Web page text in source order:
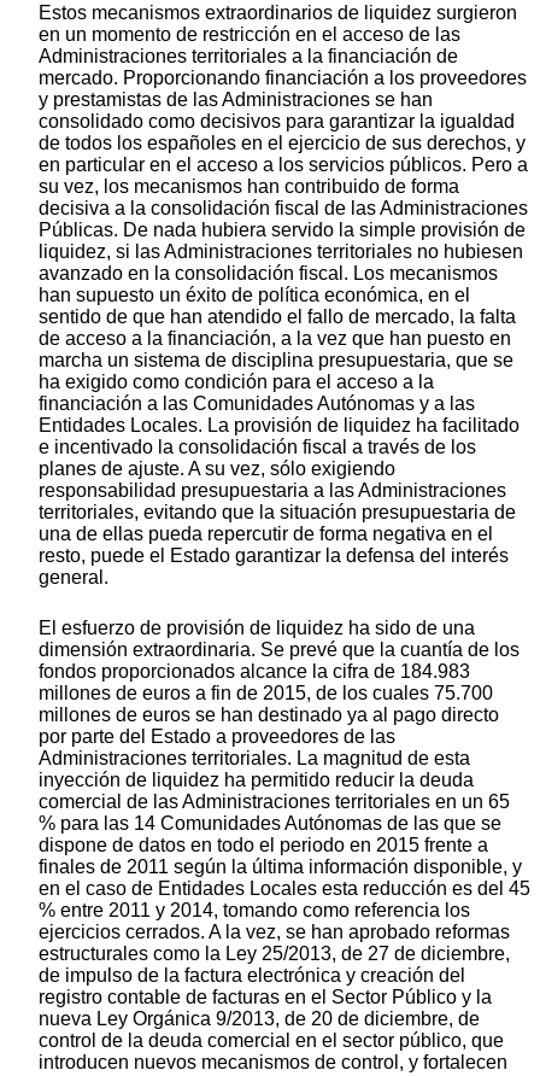
Estos mecanismos extraordinarios de liquidez surgieron
en un momento de restricción en el acceso de las
Administraciones territoriales a la financiación de
mercado. Proporcionando financiación a los proveedores
y prestamistas de las Administraciones se han
consolidado como decisivos para garantizar la igualdad
de todos los españoles en el ejercicio de sus derechos, y
en particular en el acceso a los servicios públicos. Pero a
su vez, los mecanismos han contribuido de forma
decisiva a la consolidación fiscal de las Administraciones
Públicas. De nada hubiera servido la simple provisión de
liquidez, si las Administraciones territoriales no hubiesen
avanzado en la consolidación fiscal. Los mecanismos
han supuesto un éxito de política económica, en el
sentido de que han atendido el fallo de mercado, la falta
de acceso a la financiación, a la vez que han puesto en
marcha un sistema de disciplina presupuestaria, que se
ha exigido como condición para el acceso a la
financiación a las Comunidades Autónomas y a las
Entidades Locales. La provisión de liquidez ha facilitado
e incentivado la consolidación fiscal a través de los
planes de ajuste. A su vez, sólo exigiendo
responsabilidad presupuestaria a las Administraciones
territoriales, evitando que la situación presupuestaria de
una de ellas pueda repercutir de forma negativa en el
resto, puede el Estado garantizar la defensa del interés
general.
El esfuerzo de provisión de liquidez ha sido de una
dimensión extraordinaria. Se prevé que la cuantía de los
fondos proporcionados alcance la cifra de 184.983
millones de euros a fin de 2015, de los cuales 75.700
millones de euros se han destinado ya al pago directo
por parte del Estado a proveedores de las
Administraciones territoriales. La magnitud de esta
inyección de liquidez ha permitido reducir la deuda
comercial de las Administraciones territoriales en un 65
% para las 14 Comunidades Autónomas de las que se
dispone de datos en todo el periodo en 2015 frente a
finales de 2011 según la última información disponible, y
en el caso de Entidades Locales esta reducción es del 45
% entre 2011 y 2014, tomando como referencia los
ejercicios cerrados. A la vez, se han aprobado reformas
estructurales como la Ley 25/2013, de 27 de diciembre,
de impulso de la factura electrónica y creación del
registro contable de facturas en el Sector Público y la
nueva Ley Orgánica 9/2013, de 20 de diciembre, de
control de la deuda comercial en el sector público, que
introducen nuevos mecanismos de control, y fortalecen